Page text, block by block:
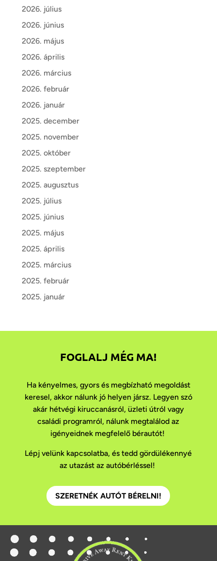
2026. július
2026. június
2026. május
2026. április
2026. március
2026. február
2026. január
2025. december
2025. november
2025. október
2025. szeptember
2025. augusztus
2025. július
2025. június
2025. május
2025. április
2025. március
2025. február
2025. január
FOGLALJ MÉG MA!
Ha kényelmes, gyors és megbízható megoldást
keresel, akkor nálunk jó helyen jársz. Legyen szó
akár hétvégi kiruccanásról, üzleti útról vagy
családi programról, nálunk megtalálod az
igényeidnek megfelelő bérautót!
Lépj velünk kapcsolatba, és tedd gördülékennyé
az utazást az autóbérléssel!
SZERETNÉK AUTÓT BÉRELNI!